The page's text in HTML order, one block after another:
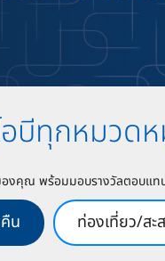
บีทุกหมวด
งคุณ พร้อมมอบรางวัลตอบแท
น ท่องเที่ยว/สะ